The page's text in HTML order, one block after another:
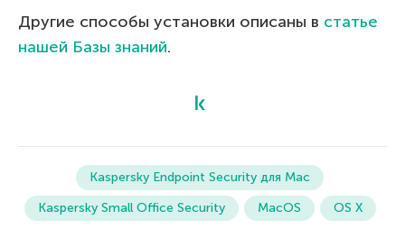
Другие способы установки описаны в статье
нашей Базы знаний.
Kaspersky Endpoint Security для Mac
Kaspersky Small Office Security
MacOS OS X